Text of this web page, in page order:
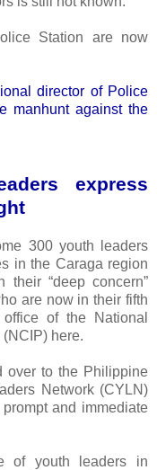
Station are now
director of Police
manhunt against the
express
300 youth leaders
in the Caraga region
“deep concern”
are now in their fifth
of the National
here.
over to the Philippine
Network (CYLN)
and immediate
of youth leaders in